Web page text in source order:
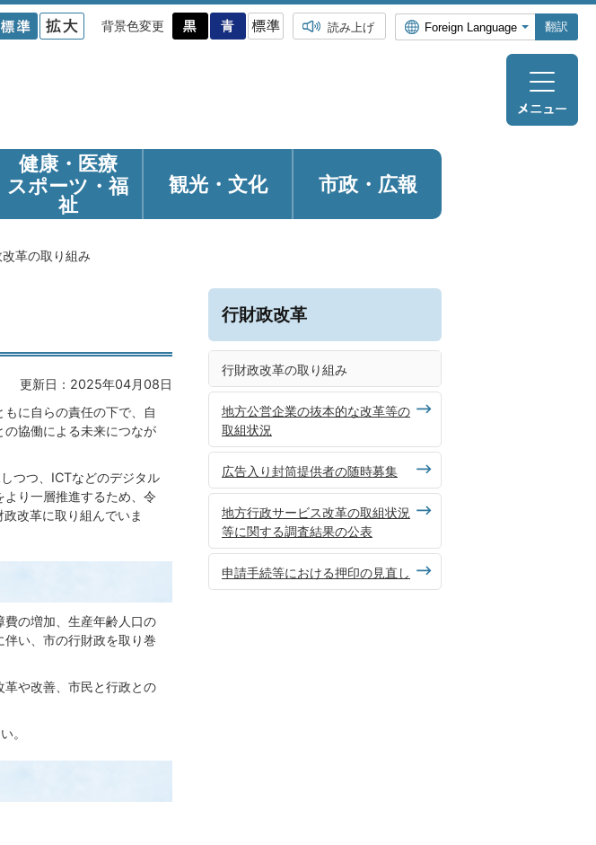
背景色変更 読み上げ 翻訳
健康・医療
スポーツ・福
祉
観光・ 文化 市政・広報
革の取り組み
更新日：2025年04月08日
に自らの責任の下で、自
協働による未来につなが
つつ、ICTなどのデジタル
り一層推進するため、令
改革に取り組んでいま
の増加、生産年齢人口の
い、市の行財政を取り巻
や改善、市民と行政との
。
行財政改革
行財政改革の取り組み
地方公営企業の抜本的な改革等の
取組状況
広告入り封筒提供者の随時募集
地方行政サービス改革の取組状況
等に関する調査結果の公表
申請手続等における押印の見直し